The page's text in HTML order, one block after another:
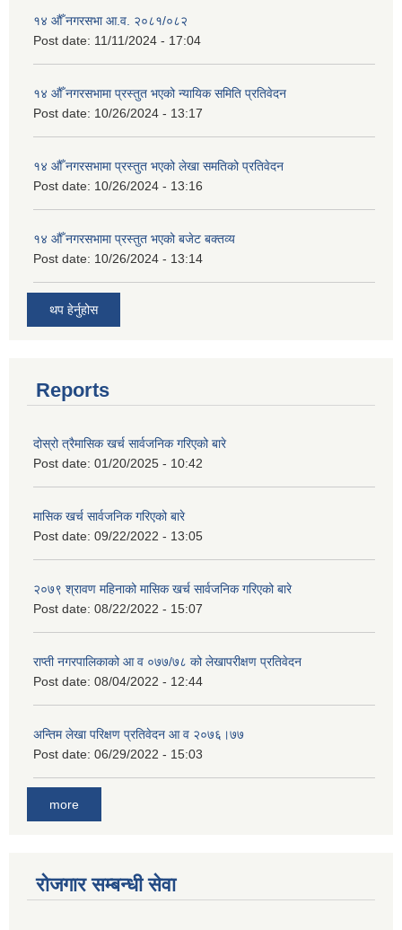
१४ औँ नगरसभा आ.व. २०८१/०८२
Post date: 11/11/2024 - 17:04
१४ औँ नगरसभामा प्रस्तुत भएको न्यायिक समिति प्रतिवेदन
Post date: 10/26/2024 - 13:17
१४ औँ नगरसभामा प्रस्तुत भएको लेखा समतिको प्रतिवेदन
Post date: 10/26/2024 - 13:16
१४ औँ नगरसभामा प्रस्तुत भएको बजेट बक्तव्य
Post date: 10/26/2024 - 13:14
थप हेर्नुहोस
Reports
दोस्रो त्रैमासिक खर्च सार्वजनिक गरिएको बारे
Post date: 01/20/2025 - 10:42
मासिक खर्च सार्वजनिक गरिएको बारे
Post date: 09/22/2022 - 13:05
२०७९ श्रावण महिनाको मासिक खर्च सार्वजनिक गरिएको बारे
Post date: 08/22/2022 - 15:07
राप्ती नगरपालिकाको आ व ०७७/७८ को लेखापरीक्षण प्रतिवेदन
Post date: 08/04/2022 - 12:44
अन्तिम लेखा परिक्षण प्रतिवेदन आ व २०७६।७७
Post date: 06/29/2022 - 15:03
more
रोजगार सम्बन्धी सेवा